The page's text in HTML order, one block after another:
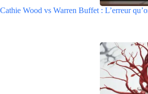
Cathie Wood vs Warren Buffet : L’erreur